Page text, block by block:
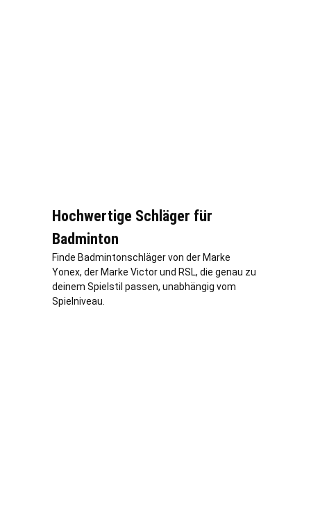
Hochwertige Schläger für
Badminton
Finde Badmintonschläger von der Marke
Yonex, der Marke Victor und RSL, die genau zu
deinem Spielstil passen, unabhängig vom
Spielniveau.